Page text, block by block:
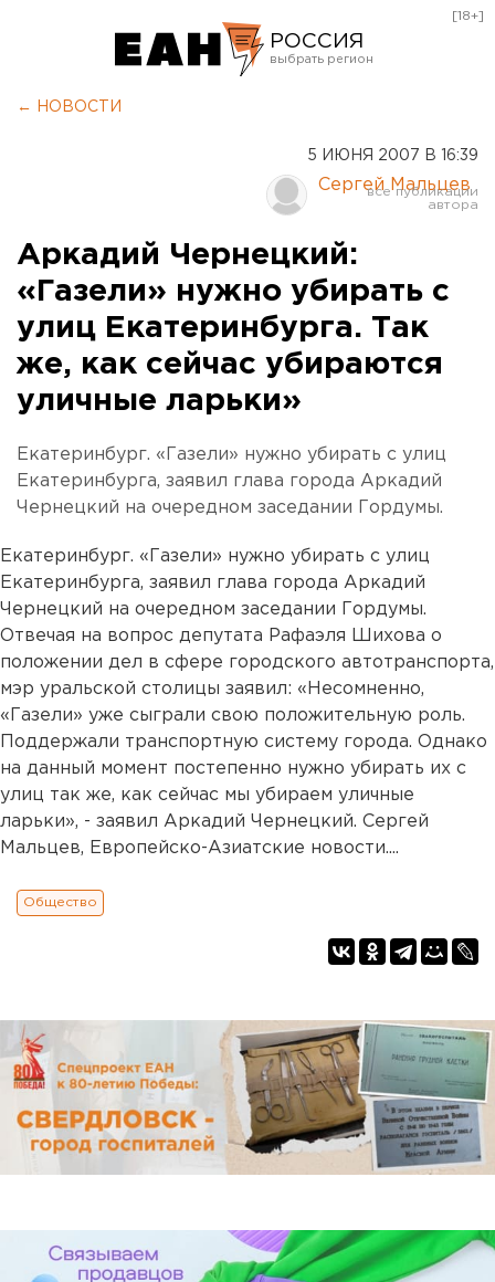
РОССИЯ
Курган
Оренбург
[18+]
← НОВОСТИ
5 ИЮНЯ 2007 В 16:39
Сергей Мальцев
Аркадий Чернецкий:
«Газели» нужно убирать с
улиц Екатеринбурга. Так
же, как сейчас убираются
уличные ларьки»
Екатеринбург. «Газели» нужно убирать с улиц
Екатеринбурга, заявил глава города Аркадий
Чернецкий на очередном заседании Гордумы.
Екатеринбург. «Газели» нужно убирать с улиц
Екатеринбурга, заявил глава города Аркадий
Чернецкий на очередном заседании Гордумы.
Отвечая на вопрос депутата Рафаэля Шихова о
положении дел в сфере городского автотранспорта,
мэр уральской столицы заявил: «Несомненно,
«Газели» уже сыграли свою положительную роль.
Поддержали транспортную систему города. Однако
на данный момент постепенно нужно убирать их с
улиц так же, как сейчас мы убираем уличные
ларьки», - заявил Аркадий Чернецкий. Сергей
Мальцев, Европейско-Азиатские новости....
Общество